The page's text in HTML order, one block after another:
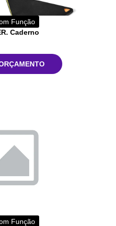
Função
Caderno
Função